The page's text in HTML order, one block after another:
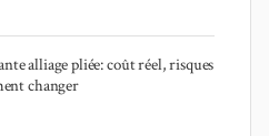
alliage pliée: coût réel, risques
changer